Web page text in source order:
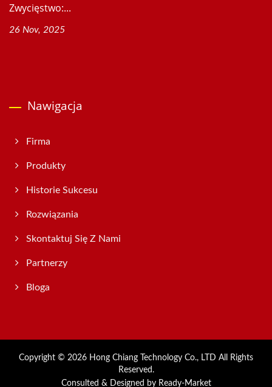
Zwycięstwo:...
26 Nov, 2025
Nawigacja
Firma
Produkty
Historie Sukcesu
Rozwiązania
Skontaktuj Się Z Nami
Partnerzy
Bloga
Copyright © 2026 Hong Chiang Technology Co., LTD All Rights
Reserved.
Consulted & Designed by Ready-Market